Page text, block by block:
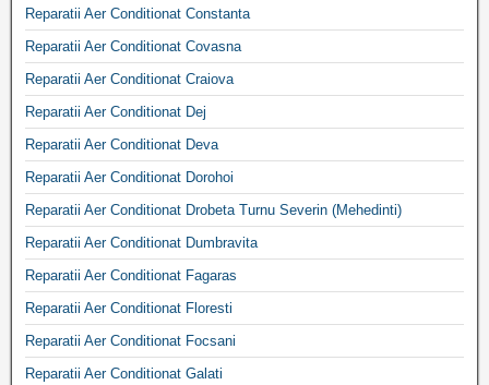
Reparatii Aer Conditionat Constanta
Reparatii Aer Conditionat Covasna
Reparatii Aer Conditionat Craiova
Reparatii Aer Conditionat Dej
Reparatii Aer Conditionat Deva
Reparatii Aer Conditionat Dorohoi
Reparatii Aer Conditionat Drobeta Turnu Severin (Mehedinti)
Reparatii Aer Conditionat Dumbravita
Reparatii Aer Conditionat Fagaras
Reparatii Aer Conditionat Floresti
Reparatii Aer Conditionat Focsani
Reparatii Aer Conditionat Galati